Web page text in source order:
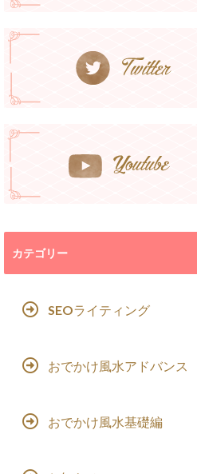
カテゴリー
SEOライティング
おでかけ風水アドバンス
おでかけ風水基礎編